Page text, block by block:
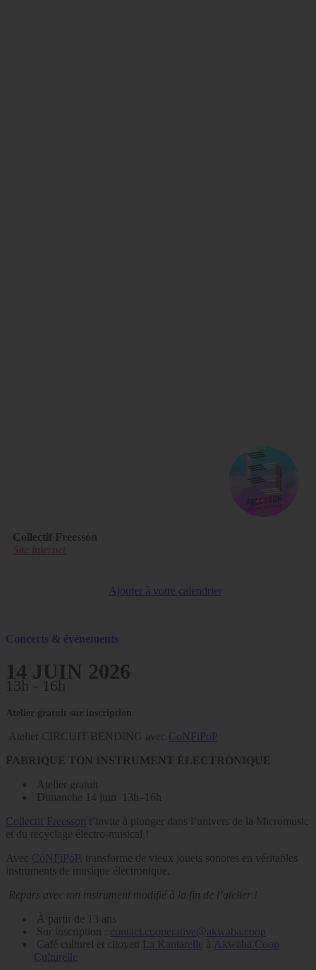
Collectif Freesson
Site internet
Ajouter à votre calendrier
Concerts & événements
14 JUIN 2026
13h - 16h
Atelier gratuit sur inscription
Atelier CIRCUIT BENDING avec CoNFiPoP
FABRIQUE TON INSTRUMENT ÉLECTRONIQUE
Atelier gratuit
Dimanche 14 juin 13h–16h
Collectif Freesson t’invite à plonger dans l’univers de la Micromusic
et du recyclage électro-musical !
Avec CoNFiPoP , transforme de vieux jouets sonores en véritables
instruments de musique électronique.
Repars avec ton instrument modifié à la fin de l’atelier !
À partir de 13 ans
Sur inscription : contact.cooperative@akwaba.coop
Café culturel et citoyen La Kantarelle à Akwaba Coop
Culturelle